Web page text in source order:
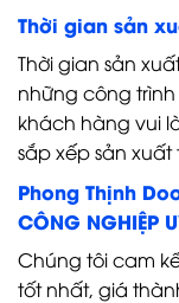
Thời gian sản
Thời gian sản
những công
khách hàng vui
sắp xếp sản
Phong Thịnh
CÔNG NGHIỆP
Chúng tôi cam
tốt nhất, giá